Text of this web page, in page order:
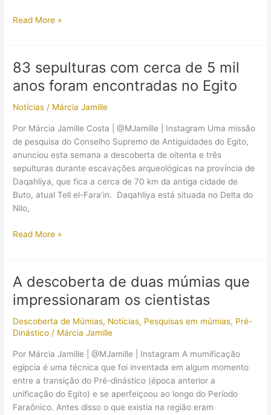
A
entre
mitos
realidades
da
unificação
egípcia
Read More »
83 sepulturas com cerca de 5 mil
anos foram encontradas no Egito
Notícias / Márcia Jamille
Por Márcia Jamille Costa | @MJamille | Instagram Uma missão
de pesquisa do Conselho Supremo de Antiguidades do Egito,
anunciou esta semana a descoberta de oitenta e três
sepulturas durante escavações arqueológicas na província de
Daqahliya, que fica a cerca de 70 km da antiga cidade de
Buto, atual Tell el-Fara’in. Daqahliya está situada no Delta do
Nilo,
83
de
5
anos
encontradas
no
Egito
Read More »
A descoberta de duas múmias que
impressionaram os cientistas
Descoberta de Múmias, Notícias, Pesquisas em múmias, Pré-
Dinástico / Márcia Jamille
Por Márcia Jamille | @MJamille | Instagram A mumificação
egípcia é uma técnica que foi inventada em algum momento
entre a transição do Pré-dinástico (época anterior a
unificação do Egito) e se aperfeiçoou ao longo do Período
Faraônico. Antes disso o que existia na região eram